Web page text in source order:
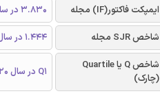
ایمپکت فاکتور(IF) مجله
3.830 در سالل 2020
شاخص SJR مجله 1.444 در سال 2020
شاخص Q یا Quartile
(چارک)
Q1 در سال 2020